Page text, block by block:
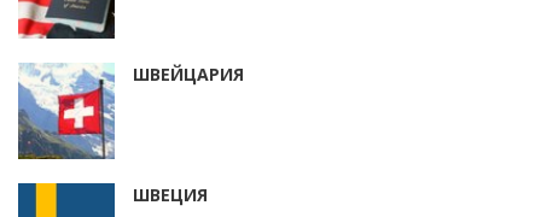
ШВЕЙЦАРИЯ
ШВЕЦИЯ